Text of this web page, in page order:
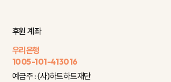
후원 계좌
우리은행
1005-101-413016
예금주 : (사)하트하트재단